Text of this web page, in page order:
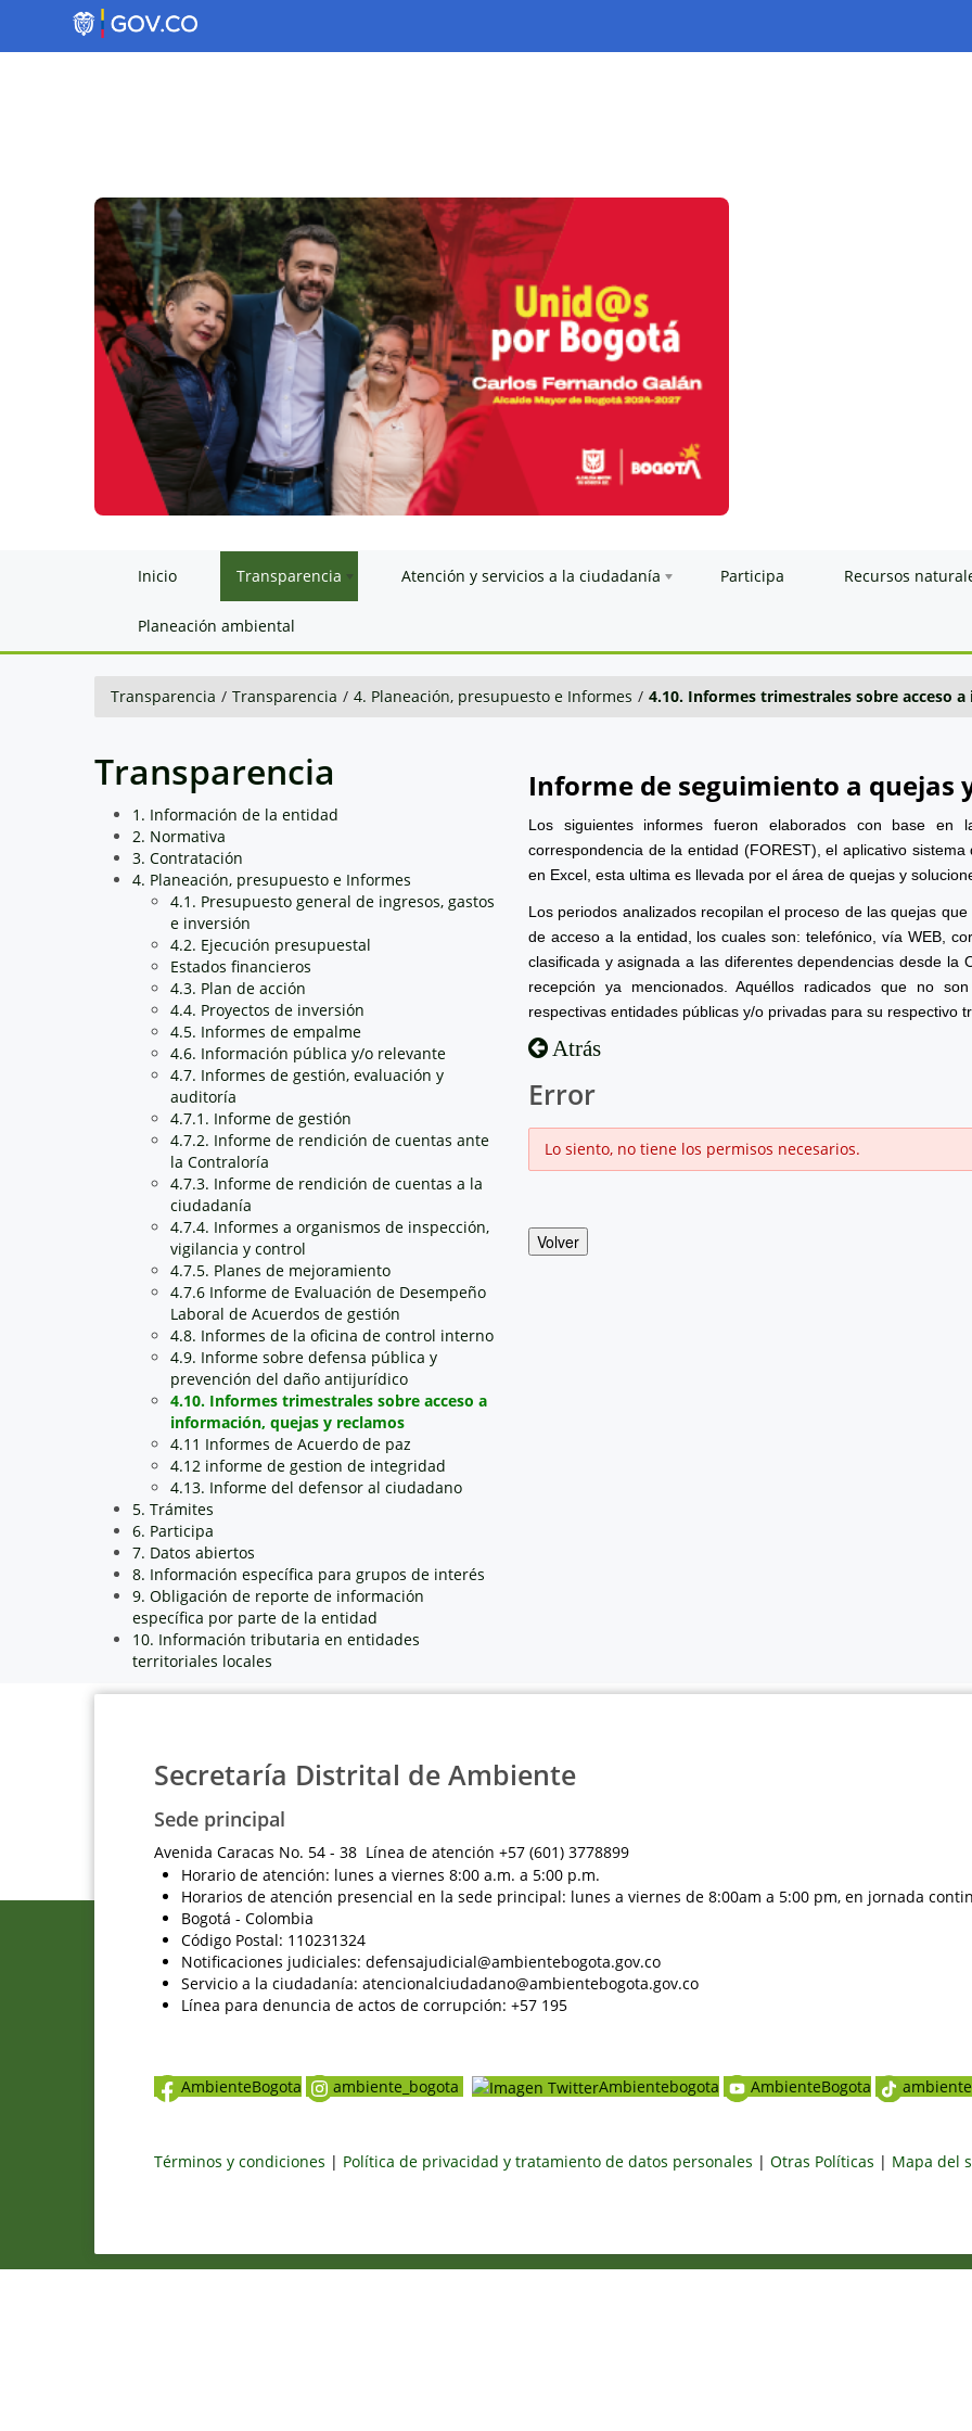
Inicio Transparencia Atención y servicios a la ciudadanía Participa Recursos
Planeación ambiental
Transparencia / Transparencia / 4. Planeación, presupuesto e Informes / 4.10. Informes trimestrales sobre acceso
Transparencia
1. Información de la entidad
2. Normativa
3. Contratación
4. Planeación, presupuesto e Informes
4.1. Presupuesto general de ingresos, gastos
e inversión
4.2. Ejecución presupuestal
Estados financieros
4.3. Plan de acción
4.4. Proyectos de inversión
4.5. Informes de empalme
4.6. Información pública y/o relevante
4.7. Informes de gestión, evaluación y
auditoría
4.7.1. Informe de gestión
4.7.2. Informe de rendición de cuentas ante
la Contraloría
4.7.3. Informe de rendición de cuentas a la
ciudadanía
4.7.4. Informes a organismos de inspección,
vigilancia y control
4.7.5. Planes de mejoramiento
4.7.6 Informe de Evaluación de Desempeño
Laboral de Acuerdos de gestión
4.8. Informes de la oficina de control interno
4.9. Informe sobre defensa pública y
prevención del daño antijurídico
4.10. Informes trimestrales sobre acceso a
información, quejas y reclamos
4.11 Informes de Acuerdo de paz
4.12 informe de gestion de integridad
4.13. Informe del defensor al ciudadano
5. Trámites
6. Participa
7. Datos abiertos
8. Información específica para grupos de interés
9. Obligación de reporte de información
específica por parte de la entidad
10. Información tributaria en entidades
territoriales locales
Informe de seguimiento a quejas
Los siguientes informes fueron elaborados con base
correspondencia de la entidad (FOREST), el aplicativo
en Excel, esta ultima es llevada por el área de quejas y
Los periodos analizados recopilan el proceso de las quejas
de acceso a la entidad, los cuales son: telefónico, vía WEB,
clasificada y asignada a las diferentes dependencias desde
recepción ya mencionados. Aquéllos radicados que no
respectivas entidades públicas y/o privadas para su respectivo
Atrás
Error
Lo siento, no tiene los permisos necesarios.
Volver
Secretaría Distrital de Ambiente
Sede principal
Avenida Caracas No. 54 - 38 Línea de atención +57 (601) 3778899
Horario de atención: lunes a viernes 8:00 a.m. a 5:00 p.m.
Horarios de atención presencial en la sede principal: lunes a viernes de 8:00am a 5:00 pm, en jornada
Bogotá - Colombia
Código Postal: 110231324
Notificaciones judiciales: defensajudicial@ambientebogota.gov.co
Servicio a la ciudadanía: atencionalciudadano@ambientebogota.gov.co
Línea para denuncia de actos de corrupción: +57 195
AmbienteBogota ambiente_bogota Ambientebogota AmbienteBogota
Términos y condiciones | Política de privacidad y tratamiento de datos personales | Otras Políticas | Mapa del